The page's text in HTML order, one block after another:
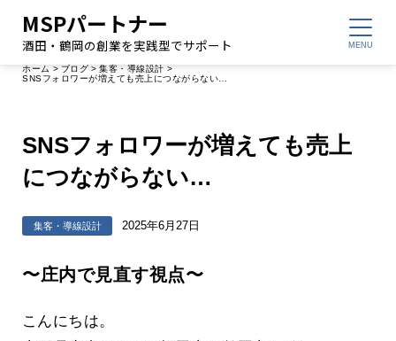
MSPパートナー
酒田・鶴岡の創業を実践型でサポート
ホーム > ブログ >集客・導線設計 >
SNSフォロワーが増えても売上につながらない…
SNSフォロワーが増えても売上
につながらない…
集客・導線設計 2025年6月27日
〜庄内で見直す視点〜
こんにちは。